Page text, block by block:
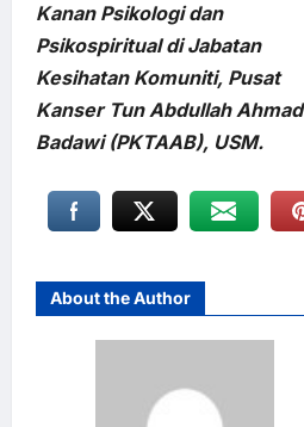
Kanan Psikologi dan
Psikospiritual di Jabatan
Kesihatan Komuniti, Pusat
Kanser Tun Abdullah Ahmad
Badawi (PKTAAB), USM.
About the Author